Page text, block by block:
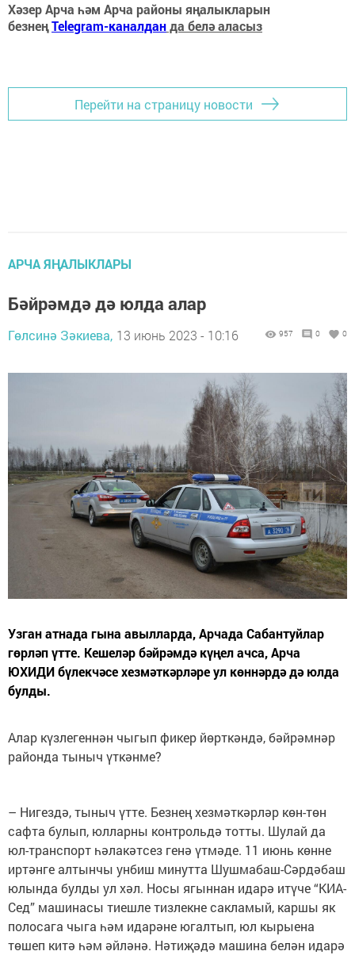
Хәзер Арча һәм Арча районы яңалыкларын
безнеңTelegram-каналданда белә аласыз
Перейти на страницу новости
АРЧА ЯҢАЛЫКЛАРЫ
Бәйрәмдә дә юлда алар
Гөлсинә Зәкиева, 13 июнь 2023 - 10:16 957 0 0
Узган атнада гына авылларда, Арчада Сабантуйлар
гөрләп үтте. Кешеләр бәйрәмдә күңел ачса, Арча
ЮХИДИ бүлекчәсе хезмәткәрләре ул көннәрдә дә юлда
булды.
Алар күзлегеннән чыгып фикер йөрткәндә, бәйрәмнәр
районда тыныч үткәнме?
– Нигездә, тыныч үтте. Безнең хезмәткәрләр көн-төн
сафта булып, юлларны контрольдә тотты. Шулай да
юл-транспорт һәлакәтсез генә үтмәде. 11 июнь көнне
иртәнге алтынчы унбиш минутта Шушмабаш-Сәрдәбаш
юлында булды ул хәл. Носы ягыннан идарә итүче “КИА-
Сед” машинасы тиешле тизлекне сакламый, каршы як
полосага чыга һәм идарәне югалтып, юл кырыена
төшеп китә һәм әйләнә. Нәтиҗәдә машина белән идарә